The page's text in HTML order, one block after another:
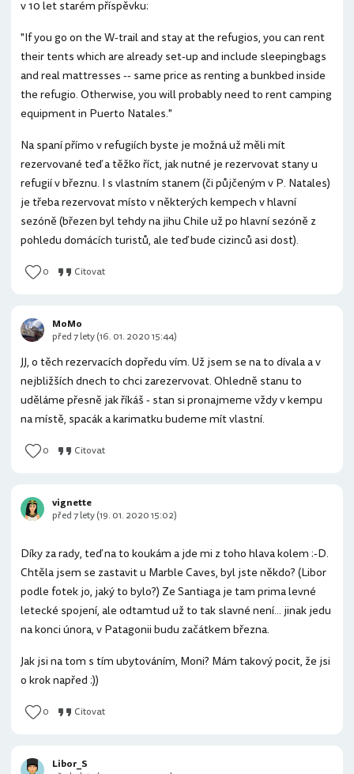
v 10 let starém příspěvku:
"If you go on the W-trail and stay at the refugios, you can rent
their tents which are already set-up and include sleepingbags
and real mattresses -- same price as renting a bunkbed inside
the refugio. Otherwise, you will probably need to rent camping
equipment in Puerto Natales."
Na spaní přímo v refugiích byste je možná už měli mít
rezervované teď a těžko říct, jak nutné je rezervovat stany u
refugií v březnu. I s vlastním stanem (či půjčeným v P. Natales)
je třeba rezervovat místo v některých kempech v hlavní
sezóně (březen byl tehdy na jihu Chile už po hlavní sezóně z
pohledu domácích turistů, ale teď bude cizinců asi dost).
0 Citovat
JJ, o těch rezervacích dopředu vím. Už jsem se na to dívala a v
nejbližších dnech to chci zarezervovat. Ohledně stanu to
uděláme přesně jak říkáš - stan si pronajmeme vždy v kempu
na místě, spacák a karimatku budeme mít vlastní.
0 Citovat
MoMo
před 7 lety (16. 01. 2020 15:44)
Díky za rady, teď na to koukám a jde mi z toho hlava kolem :-D.
Chtěla jsem se zastavit u Marble Caves, byl jste někdo? (Libor
podle fotek jo, jaký to bylo?) Ze Santiaga je tam prima levné
letecké spojení, ale odtamtud už to tak slavné není... jinak jedu
na konci února, v Patagonii budu začátkem března.
Jak jsi na tom s tím ubytováním, Moni? Mám takový pocit, že jsi
o krok napřed :))
0 Citovat
vignette
před 7 lety (19. 01. 2020 15:02)
Libor_S